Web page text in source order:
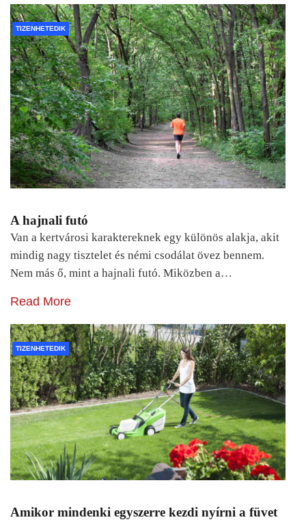
TIZENHETEDIK
A hajnali futó
Van a kertvárosi karaktereknek egy különös alakja, akit
mindig nagy tisztelet és némi csodálat övez bennem.
Nem más ő, mint a hajnali futó. Miközben a…
Read More
TIZENHETEDIK
Amikor mindenki egyszerre kezdi nyírni a füvet